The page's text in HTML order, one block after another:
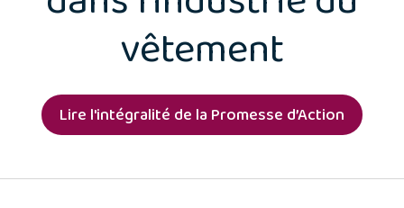
vêtement
Lire l'intégralité de la Promesse d’Action